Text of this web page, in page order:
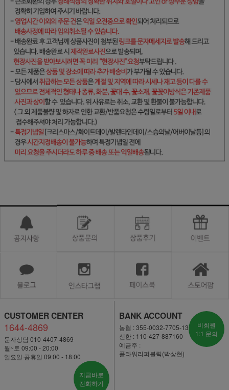
CUSTOMER CENTER
1644-4869
문자상담 010-4407-4869
월~토 09:00 - 20:00
일요일·공휴일 09:00 - 18:00
지금바로
전화하기
BANK ACCOUNT
농협 : 355-0032-7705-13
신한 : 110-427-887160
예금주 :
플라워리퍼블릭(박상현)
비회원
1:1 문의